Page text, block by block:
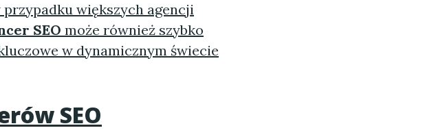
większych agencji
SEO może również szybko
w dynamicznym świecie
SEO